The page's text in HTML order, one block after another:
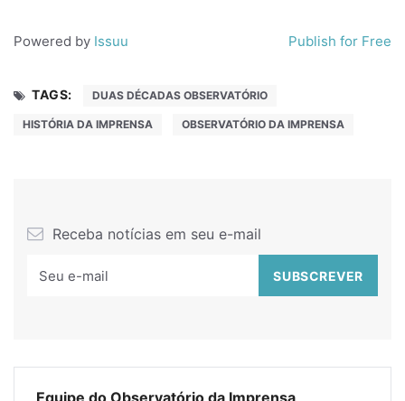
Powered by Issuu Publish for Free
TAGS: DUAS DÉCADAS OBSERVATÓRIO
HISTÓRIA DA IMPRENSA OBSERVATÓRIO DA IMPRENSA
Receba notícias em seu e-mail
Equipe do Observatório da Imprensa